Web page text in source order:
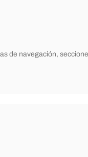
de navegación,